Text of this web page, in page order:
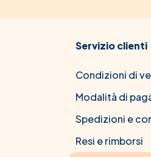
Servizio clienti
Condizioni di
Modalità di
Spedizioni e
Resi e rimborsi